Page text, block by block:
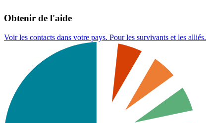
Obtenir de l'aide
Voir les contacts dans votre pays. Pour les survivants et les alliés.